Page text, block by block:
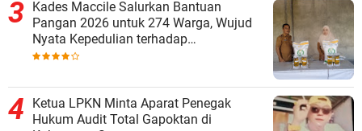
Kades Maccile Salurkan Bantuan
Pangan 2026 untuk 274 Warga, Wujud
Nyata Kepedulian terhadap
Kesejahteraan Masyarakat
Ketua LPKN Minta Aparat Penegak
Hukum Audit Total Gapoktan di